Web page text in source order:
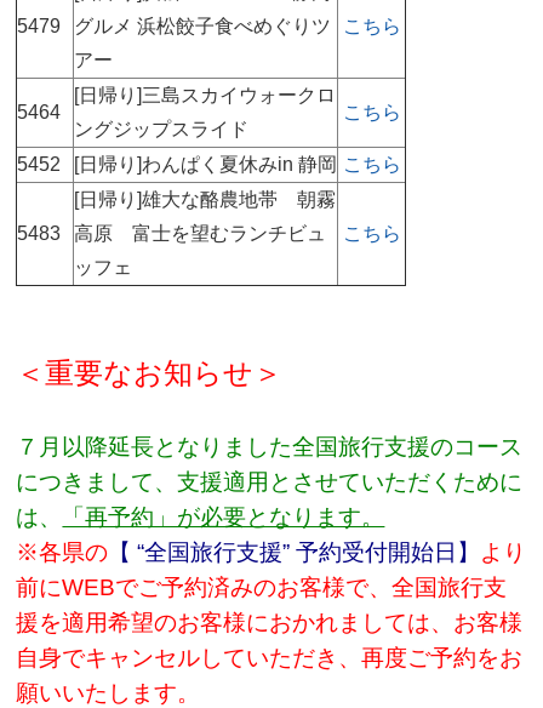
5479
グルメ 浜松餃子食べめぐりツ
アー
こちら
5464
[日帰り]三島スカイウォークロ
ングジップスライド
こちら
5452 [日帰り]わんぱく夏休みin 静岡 こちら
5483
[日帰り]雄大な酪農地帯 朝霧
高原 富士を望むランチビュ
ッフェ
こちら
＜重要なお知らせ＞
７月以降延長となりました全国旅行支援のコース
につきまして、支援適用とさせていただくために
は、
「再予約」が必要となります。
※各県の 【 “全国旅行支援” 予約受付開始日】 より
前にWEBでご予約済みのお客様で、全国旅行支
援を適用希望のお客様におかれましては、お客様
自身でキャンセルしていただき、再度ご予約をお
願いいたします。